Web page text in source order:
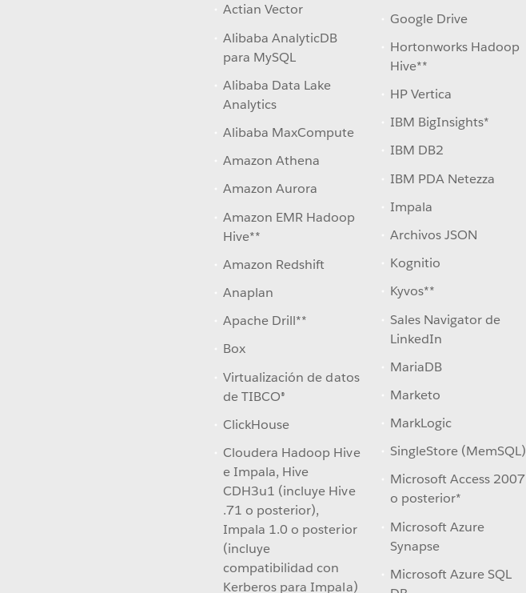
Actian Vector
Alibaba AnalyticDB
para MySQL
Alibaba Data Lake
Analytics
Alibaba MaxCompute
Amazon Athena
Amazon Aurora
Amazon EMR Hadoop
Hive**
Amazon Redshift
Anaplan
Apache Drill**
Box
Virtualización de datos
de TIBCO®
ClickHouse
Cloudera Hadoop Hive
e Impala, Hive
CDH3u1 (incluye Hive
.71 o posterior),
Impala 1.0 o posterior
(incluye
compatibilidad con
Kerberos para Impala)
Google Drive
Hortonworks Hadoop
Hive**
HP Vertica
IBM BigInsights*
IBM DB2
IBM PDA Netezza
Impala
Archivos JSON
Kognitio
Kyvos**
Sales Navigator de
LinkedIn
MariaDB
Marketo
MarkLogic
SingleStore (MemSQL)
Microsoft Access 2007
o posterior*
Microsoft Azure
Synapse
Microsoft Azure SQL